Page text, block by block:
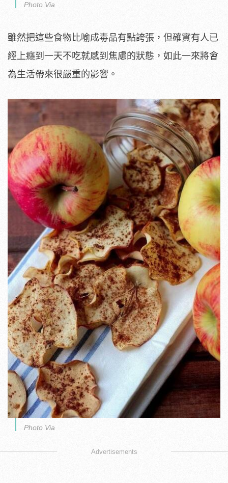
Photo Via
雖然把這些食物比喻成毒品有點誇張，但確實有人已
經上癮到一天不吃就感到焦慮的狀態，如此一來將會
為生活帶來很嚴重的影響。
Photo Via
Advertisements